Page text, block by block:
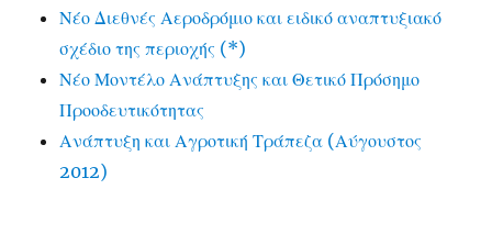
Νέο Διεθνές Αεροδρόμιο και ειδικό αναπτυξιακό
σχέδιο της περιοχής (*)
Νέο Μοντέλο Ανάπτυξης και Θετικό Πρόσημο
Προοδευτικότητας
Ανάπτυξη και Αγροτική Τράπεζα (Αύγουστος
2012)